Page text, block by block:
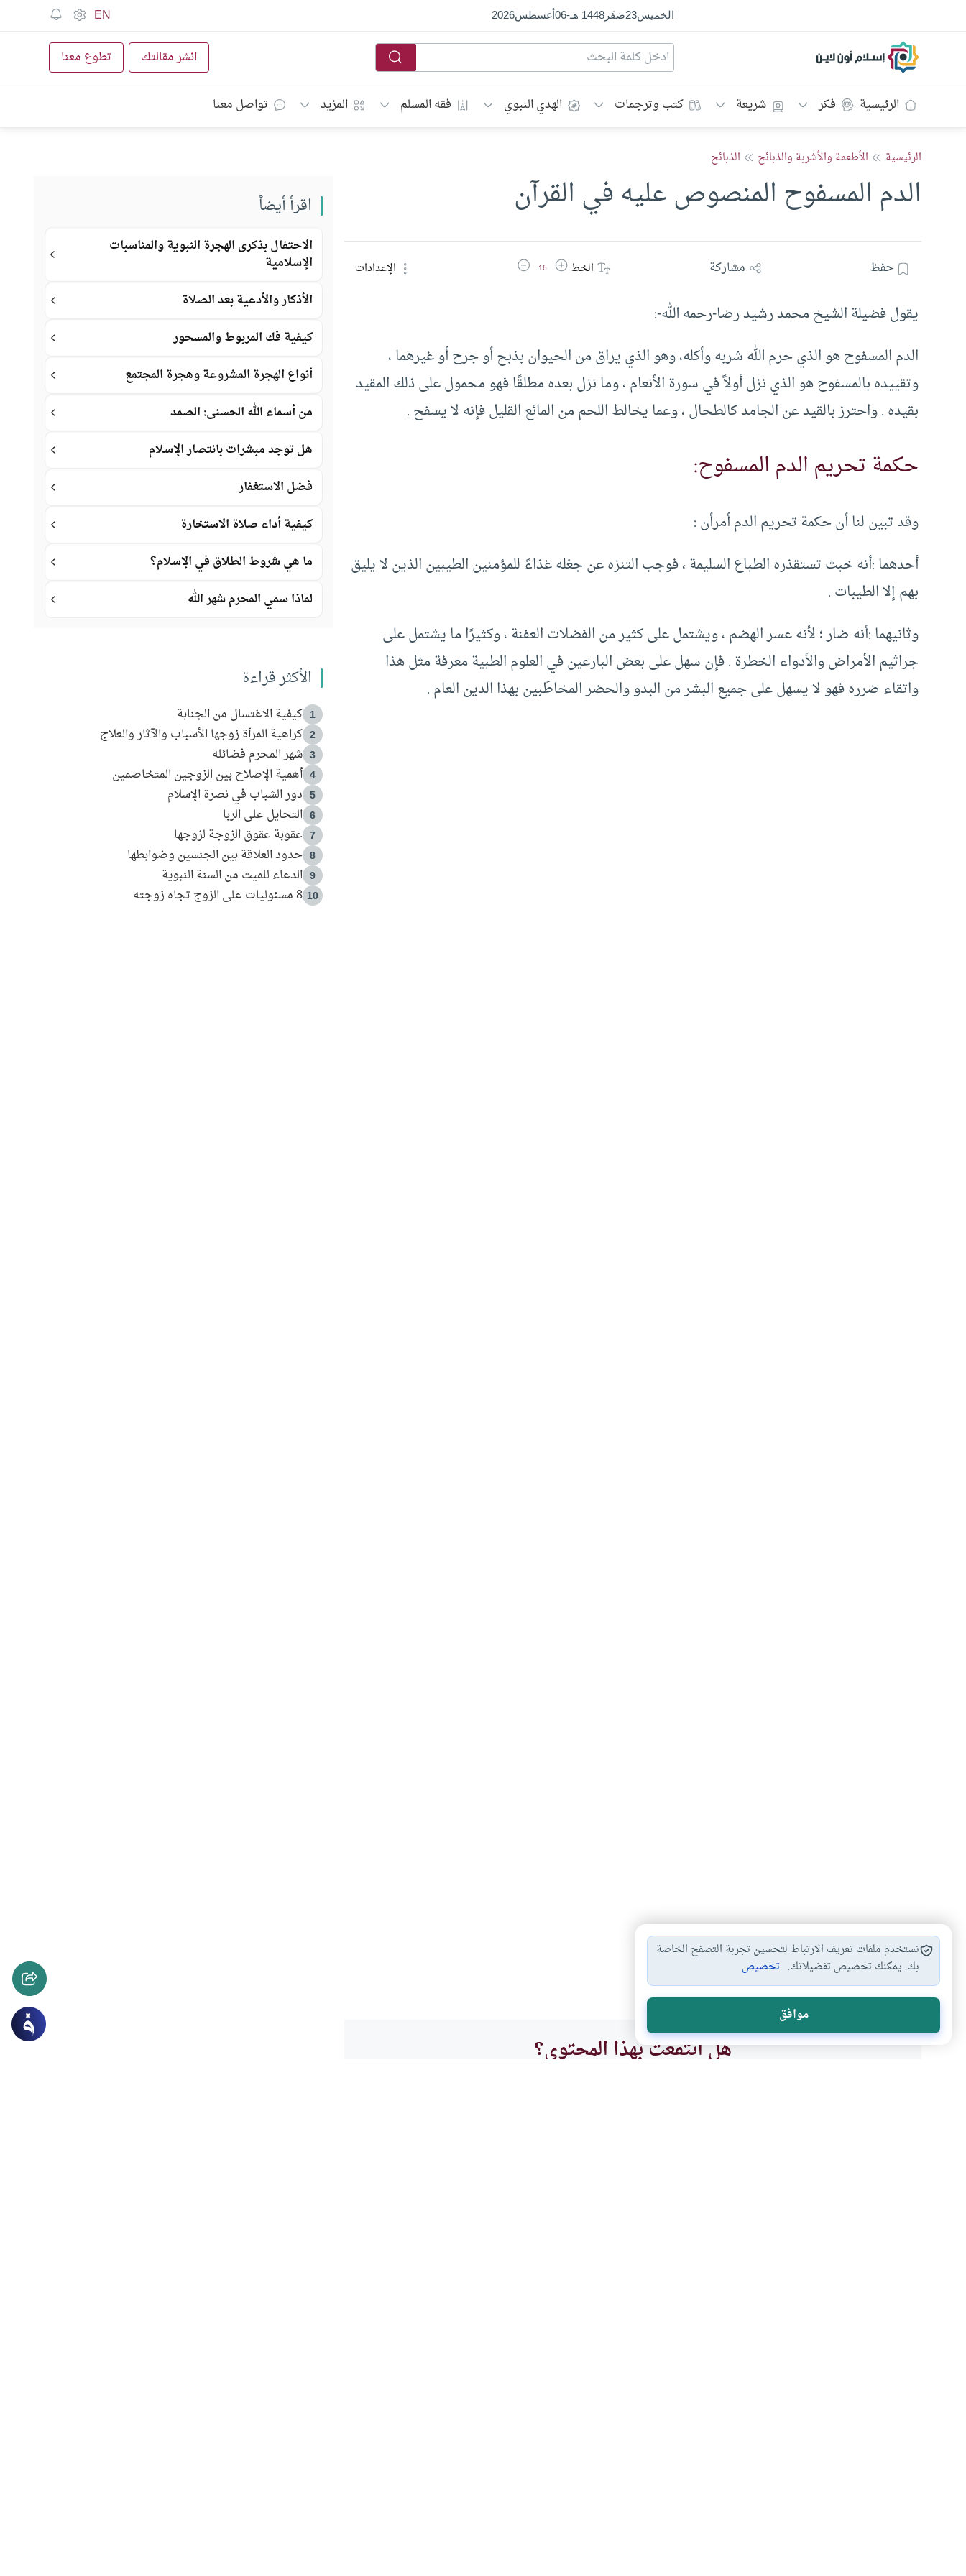
الخميس23صَفَر1448 هـ -
06أغسطس2026
EN
إسلام أون لاين انشر مقالتك تطوع معنا
الرئيسية فكر شريعة كتب وترجمات الهدي النبوي فقه المسلم المزيد تواصل معنا
الرئيسية الأطعمة والأشربة والذبائح الذبائح
الدم المسفوح المنصوص عليه في القرآن
حفظ مشاركة الخطزيادة حجم الخط
16 تقليل حجم الخط الإعدادات
يقول فضيلة الشيخ محمد رشيد رضا-رحمه الله-:
الدم المسفوح هو الذي حرم الله شربه وأكله، وهو الذي يراق من الحيوان بذبح أو جرح أو غيرهما ،
وتقييده بالمسفوح هو الذي نزل أولاً في سورة الأنعام ، وما نزل بعده مطلقًا فهو محمول على ذلك المقيد
بقيده . واحترز بالقيد عن الجامد كالطحال ، وعما يخالط اللحم من المائع القليل فإنه لا يسفح .
حكمة تحريم الدم المسفوح:
وقد تبين لنا أن حكمة تحريم الدم أمرأن :
أحدهما :أنه خبث تستقذره الطباع السليمة ، فوجب التنزه عن جعْله غذاءً للمؤمنين الطيبين الذين لا يليق
بهم إلا الطيبات .
وثانيهما :أنه ضار ؛ لأنه عسر الهضم ، ويشتمل على كثير من الفضلات العفنة ، وكثيرًا ما يشتمل على
جراثيم الأمراض والأدواء الخطرة . فإن سهل على بعض البارعين في العلوم الطبية معرفة مثل هذا
واتقاء ضرره فهو لا يسهل على جميع البشر من البدو والحضر المخاطَبين بهذا الدين العام .
الأطعمة والذبائح في…
هل انتفعت بهذا المحتوى؟
اقرأ أيضاً
الاحتفال بذكرى الهجرة النبوية والمناسبات
الإسلامية
الأذكار والأدعية بعد الصلاة
كيفية فك المربوط والمسحور
أنواع الهجرة المشروعة وهجرة المجتمع
من أسماء الله الحسنى: الصمد
هل توجد مبشرات بانتصار الإسلام
فضل الاستغفار
كيفية أداء صلاة الاستخارة
ما هي شروط الطلاق في الإسلام؟
لماذا سمي المحرم شهر الله
الأكثر قراءة
1 كيفية الاغتسال من الجنابة
2 كراهية المرأة زوجها الأسباب والآثار والعلاج
3 شهر المحرم فضائله
4 أهمية الإصلاح بين الزوجين المتخاصمين
5 دور الشباب في نصرة الإسلام
6 التحايل على الربا
7 عقوبة عقوق الزوجة لزوجها
8 حدود العلاقة بين الجنسين وضوابطها
9 الدعاء للميت من السنة النبوية
10 8 مسئوليات على الزوج تجاه زوجته
نستخدم ملفات تعريف الارتباط لتحسين تجربة التصفح الخاصة
بك. يمكنك تخصيص تفضيلاتك. تخصيص
موافق